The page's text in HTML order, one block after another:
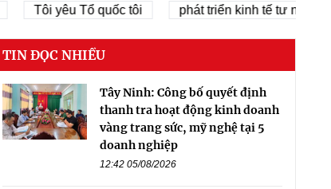
yêu Tổ quốc tôi phát triển kinh tế tư nhân
TIN ĐỌC NHIỀU
Tây Ninh: Công bố quyết định
thanh tra hoạt động kinh doanh
vàng trang sức, mỹ nghệ tại 5
doanh nghiệp
12:42 05/08/2026